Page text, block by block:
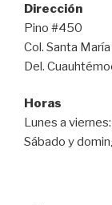
Dirección
Pino #450
Col. Santa
Del.
Horas
Lunes a
Sábado y